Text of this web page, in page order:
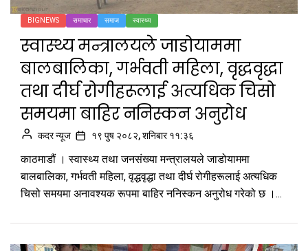
BIGNEWS समाचार समाज स्वास्थ्य
स्वास्थ्य मन्त्रालयले जाडोयाममा
बालबालिका, गर्भवती महिला, वृद्धवृद्धा
तथा दीर्घ रोगीहरूलाई अत्यधिक चिसो
समयमा बाहिर ननिस्कन अनुरोध
कदर न्यूज १९ पुष २०८२, शनिबार ११:३६
काठमाडौं । स्वास्थ्य तथा जनसंख्या मन्त्रालयले जाडोयाममा
बालबालिका, गर्भवती महिला, वृद्धवृद्धा तथा दीर्घ रोगीहरूलाई अत्यधिक
चिसो समयमा अनावश्यक रूपमा बाहिर ननिस्कन अनुरोध गरेको छ ।...